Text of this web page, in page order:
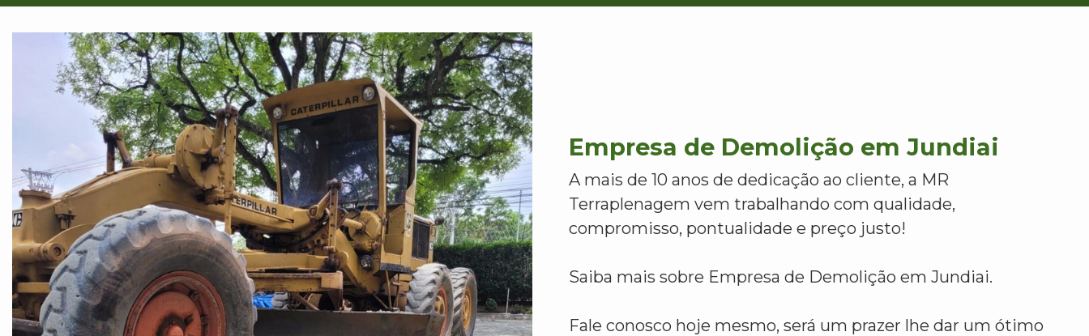
Empresa de Demolição em Jundiai
A mais de 10 anos de dedicação ao cliente, a MR
Terraplenagem vem trabalhando com qualidade,
compromisso, pontualidade e preço justo!
Saiba mais sobre Empresa de Demolição em Jundiai.
Fale conosco hoje mesmo, será um prazer lhe dar um ótimo